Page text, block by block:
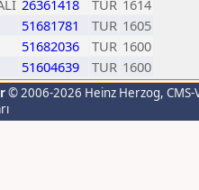
26361418 TUR 1614
51681781 TUR 1605
51682036 TUR 1600
51604639 TUR 1600
© 2006-2026 Heinz Herzog,